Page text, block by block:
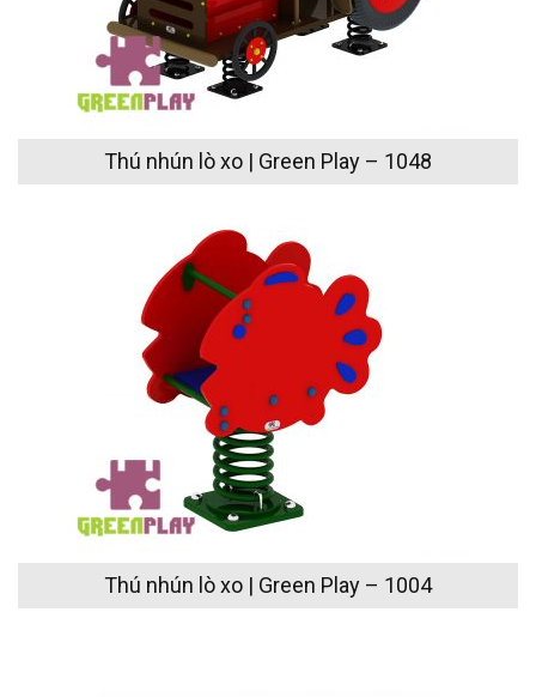
Thú nhún lò xo | Green Play – 1048
Thú nhún lò xo | Green Play – 1004